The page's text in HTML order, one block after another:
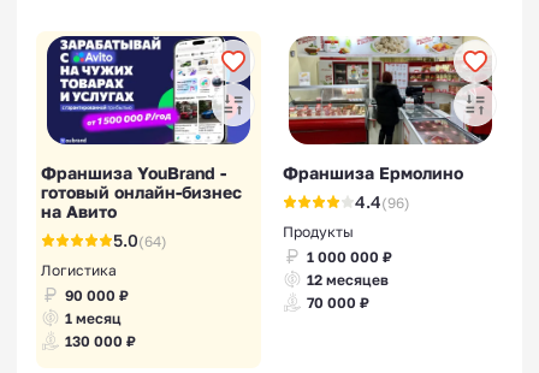
Франшиза YouBrand -
готовый онлайн-бизнес
на Авито
5.0(64)
Логистика
90 000 ₽
1 месяц
130 000 ₽
Франшиза Ермолино
4.4(96)
Продукты
1 000 000 ₽
12 месяцев
70 000 ₽